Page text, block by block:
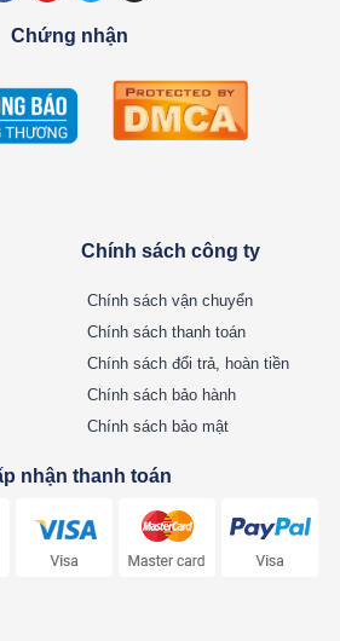
Chính sách công ty
Chính sách vận chuyển
Chính sách thanh toán
Chính sách đổi trả, hoàn tiền
Chính sách bảo hành
Chính sách bảo mật
nhận thanh toán
Chứng nhận